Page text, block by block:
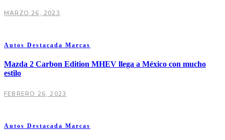
MARZO 26, 2023
Autos Destacada Marcas
Mazda 2 Carbon Edition MHEV llega a México con mucho
estilo
FEBRERO 26, 2023
Autos Destacada Marcas